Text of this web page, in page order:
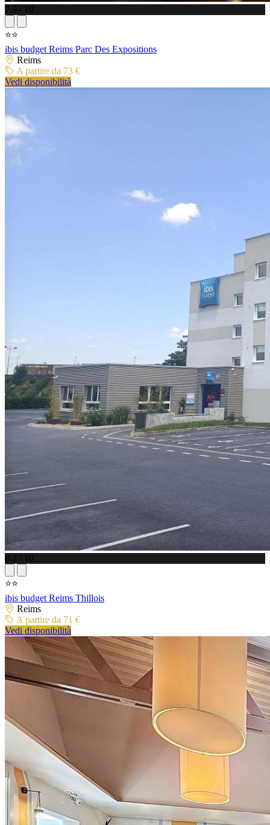
7.9 / 10
⭐⭐
ibis budget Reims Parc Des Expositions
Reims
A partire da 73 €
Vedi disponibilità
8.2 / 10
⭐⭐
ibis budget Reims Thillois
Reims
A partire da 71 €
Vedi disponibilità